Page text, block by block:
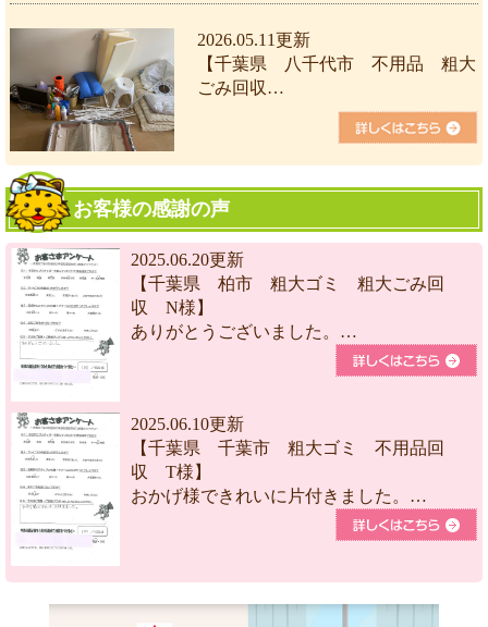
2026.05.11更新
【千葉県 八千代市 不用品 粗大
ごみ回収…
お客様の感謝の声
2025.06.20更新
【千葉県 柏市 粗大ゴミ 粗大ごみ回
収 N様】
ありがとうございました。…
2025.06.10更新
【千葉県 千葉市 粗大ゴミ 不用品回
収 T様】
おかげ様できれいに片付きました。…